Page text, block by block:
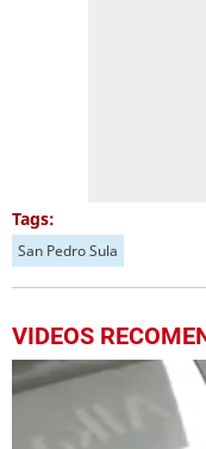
Tags:
San Pedro Sula
VIDEOS